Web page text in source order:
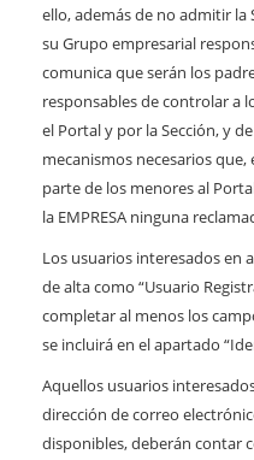
ello, además de no admitir la
su Grupo empresarial
comunica que serán los
responsables de controlar a
el Portal y por la Sección, y
mecanismos necesarios
parte de los menores al
la EMPRESA ninguna
Los usuarios interesados en
de alta como “Usuario
completar al menos los
se incluirá en el apartado
Aquellos usuarios
dirección de correo
disponibles, deberán contar